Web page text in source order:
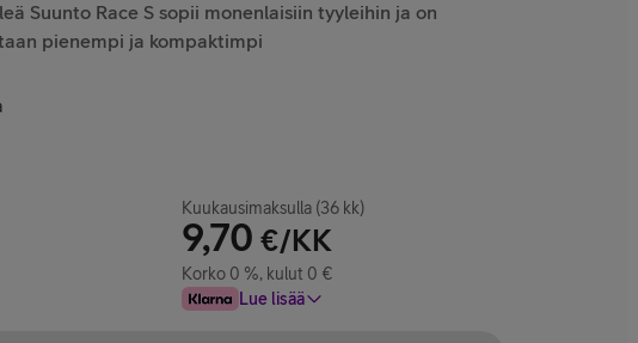
Suunto Race S sopii monenlaisiin tyyleihin ja on
pienempi ja kompaktimpi
Kuukausimaksulla (36 kk)
9,70 €/KK
Korko 0 %, kulut 0 €
Lue lisää